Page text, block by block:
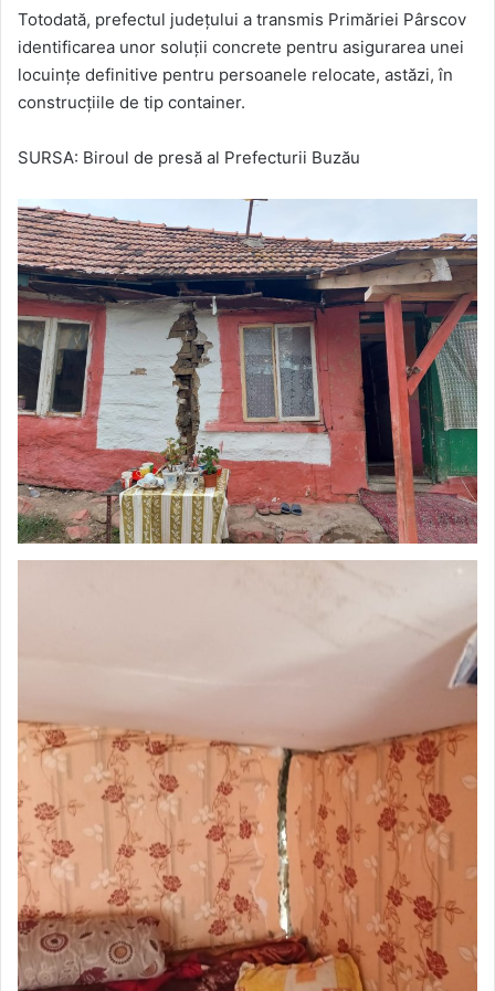
Totodată, prefectul județului a transmis Primăriei Pârscov
identificarea unor soluții concrete pentru asigurarea unei
locuințe definitive pentru persoanele relocate, astăzi, în
construcțiile de tip container.
SURSA: Biroul de presă al Prefecturii Buzău